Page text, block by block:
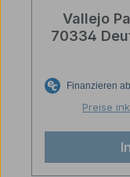
Vallejo
70334
Preise